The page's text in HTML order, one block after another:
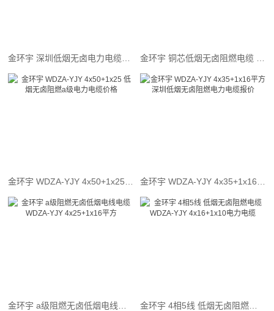
金环宇 WDZA-YJY 4x50+1x25 低烟无卤阻燃a级电力电缆价格 金环宇 WDZA-YJY 4x35+1x16平方 深圳低烟无卤阻燃电力电缆报价
金环宇 4相5线 低烟无卤阻燃电缆WDZA-YJY 4x16+1x10电力电缆